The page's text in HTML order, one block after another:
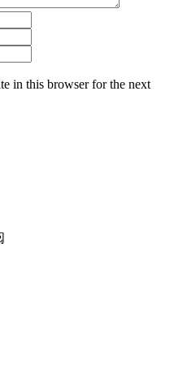
in this browser for the next